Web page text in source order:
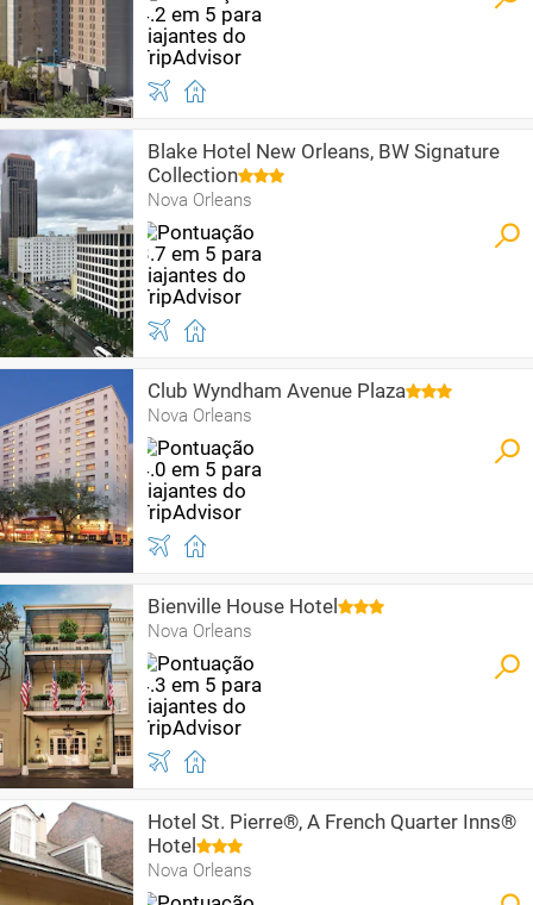
Blake Hotel New Orleans, BW Signature
Collection
Nova Orleans
Club Wyndham Avenue Plaza
Nova Orleans
Bienville House Hotel
Nova Orleans
Hotel St. Pierre®, A French Quarter Inns®
Hotel
Nova Orleans